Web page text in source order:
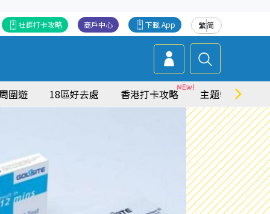
繁简
下載 App
商戶中心
社群打卡攻略
圍遊 18區好去處 香港打卡攻略 主題特集